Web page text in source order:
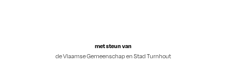
met steun van
de Vlaamse Gemeenschap en Stad Turnhout